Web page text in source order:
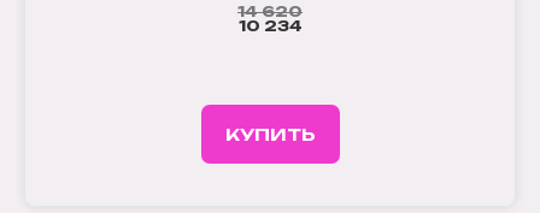
14 620
10 234
КУПИТЬ